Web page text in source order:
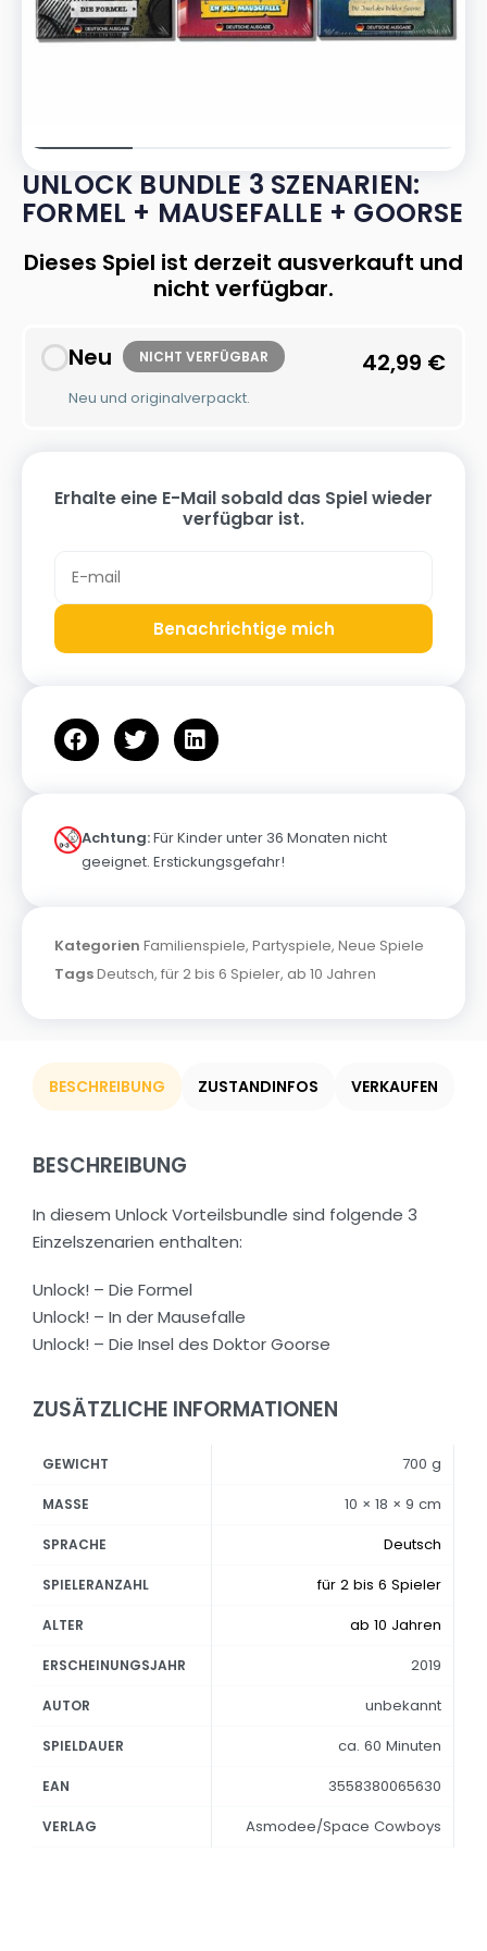
UNLOCK BUNDLE 3 SZENARIEN:
FORMEL + MAUSEFALLE + GOORSE
Dieses Spiel ist derzeit ausverkauft und
nicht verfügbar.
Neu NICHT VERFÜGBAR
Neu und originalverpackt.
42,99 €
Erhalte eine E-Mail sobald das Spiel wieder
verfügbar ist.
Benachrichtige mich
Achtung:Für Kinder unter 36 Monaten nicht
geeignet. Erstickungsgefahr!
Kategorien Familienspiele, Partyspiele, Neue Spiele
TagsDeutsch, für 2 bis 6 Spieler, ab 10 Jahren
BESCHREIBUNG ZUSTANDINFOS VERKAUFEN
BESCHREIBUNG
In diesem Unlock Vorteilsbundle sind folgende 3
Einzelszenarien enthalten:
Unlock! – Die Formel
Unlock! – In der Mausefalle
Unlock! – Die Insel des Doktor Goorse
ZUSÄTZLICHE INFORMATIONEN
GEWICHT 700 g
MASSE 10 × 18 × 9 cm
SPRACHE Deutsch
SPIELERANZAHL für 2 bis 6 Spieler
ALTER ab 10 Jahren
ERSCHEINUNGSJAHR 2019
AUTOR unbekannt
SPIELDAUER ca. 60 Minuten
EAN 3558380065630
VERLAG Asmodee/Space Cowboys